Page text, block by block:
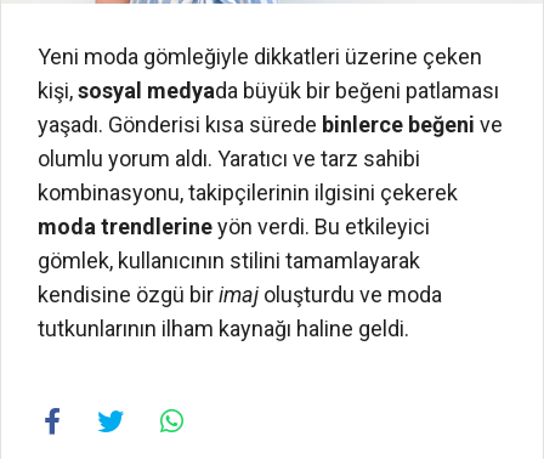
Yeni moda gömleğiyle dikkatleri üzerine çeken
kişi,sosyal medyada büyük bir beğeni patlaması
yaşadı. Gönderisi kısa sürede binlerce beğeni ve
olumlu yorum aldı. Yaratıcı ve tarz sahibi
kombinasyonu, takipçilerinin ilgisini çekerek
moda trendlerineyön verdi. Bu etkileyici
gömlek, kullanıcının stilini tamamlayarak
kendisine özgü birimaj oluşturdu ve moda
tutkunlarının ilham kaynağı haline geldi.